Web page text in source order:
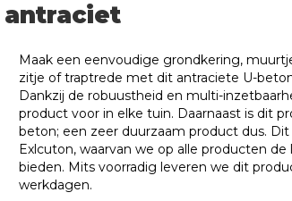
antraciet
Maak een eenvoudige grondkering,
zitje of traptrede met dit antraciete U-
Dankzij de robuustheid en multi-
product voor in elke tuin. Daarnaast is dit
beton; een zeer duurzaam product dus.
Exlcuton, waarvan we op alle producten de
bieden. Mits voorradig leveren we dit
werkdagen.